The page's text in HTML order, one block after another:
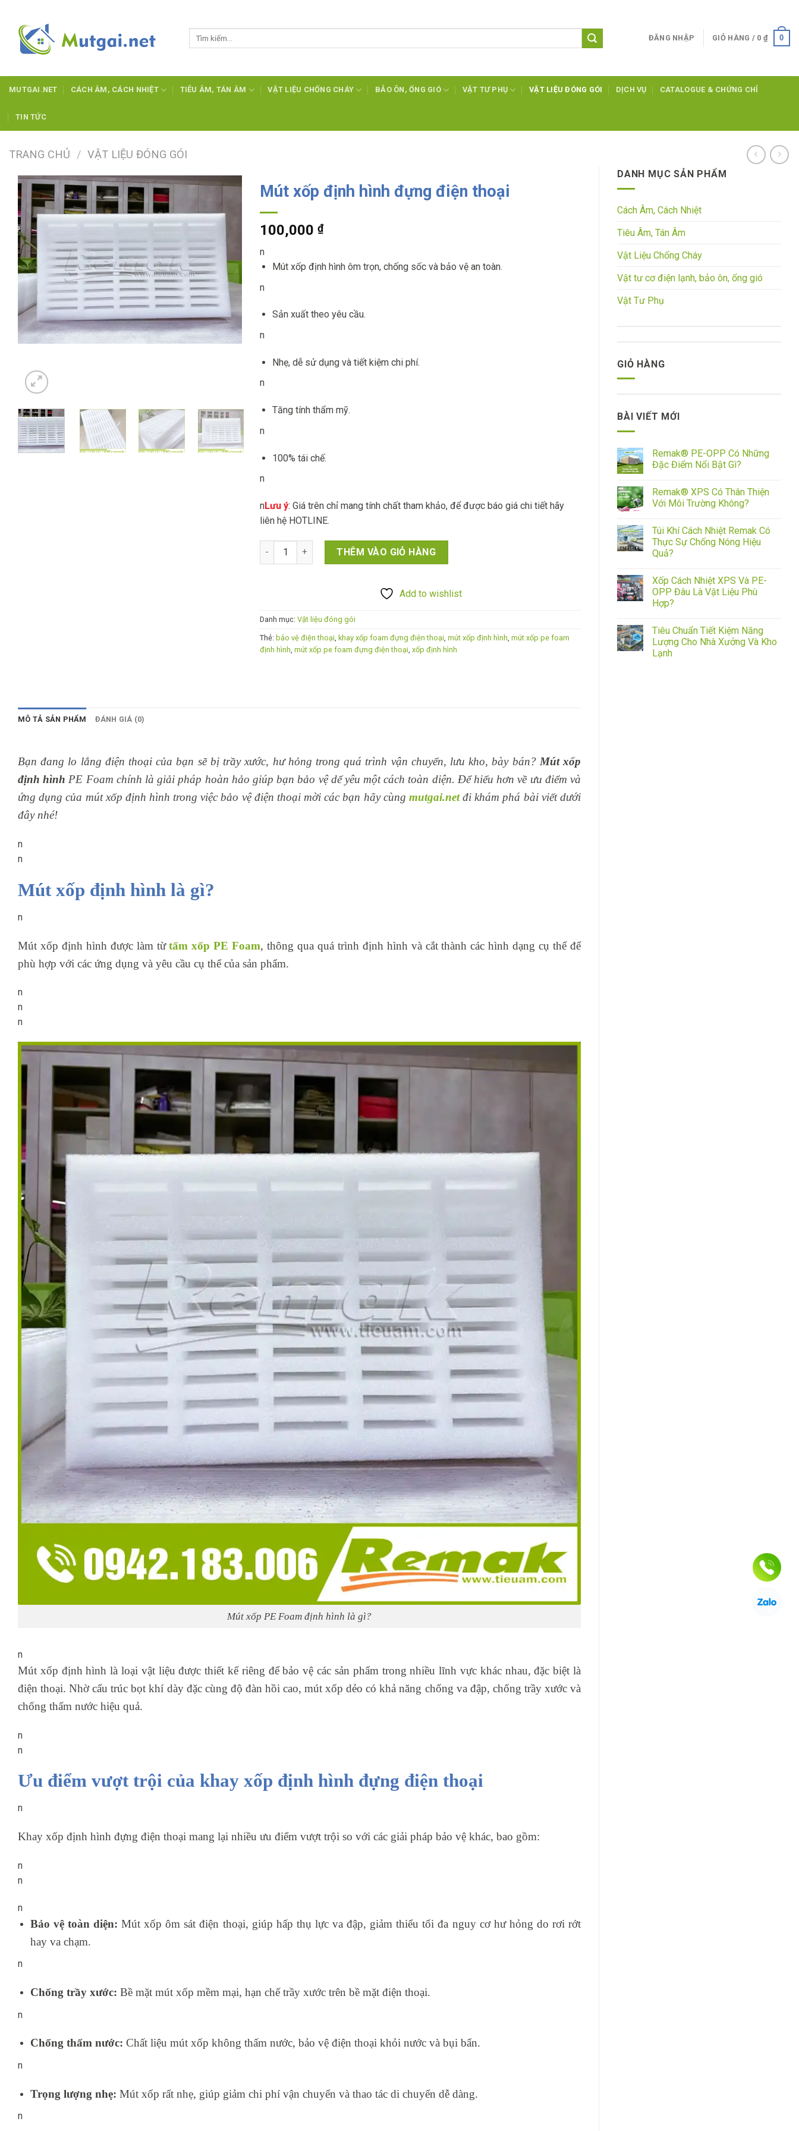
content
ĐĂNG NHẬP GIỎ HÀNG / 0 ₫ 0
MUTGAI.NET CÁCH ÂM, CÁCH NHIỆT TIÊU ÂM, TÁN ÂM VẬT LIỆU CHỐNG CHÁY BẢO ÔN, ỐNG GIÓ VẬT TƯ PHỤ VẬT LIỆU ĐÓNG GÓI DỊCH VỤ CATALOGUE & CHỨNG CHỈ
TIN TỨC
TRANG CHỦ / VẬT LIỆU ĐÓNG GÓI
DANH MỤC SẢN PHẨM
Cách Âm, Cách Nhiệt
Tiêu Âm, Tán Âm
Vật Liệu Chống Cháy
Vật tư cơ điện lạnh, bảo ôn, ống gió
Vật Tư Phụ
GIỎ HÀNG
BÀI VIẾT MỚI
Remak® PE-OPP Có Những
Đặc Điểm Nổi Bật Gì?
Remak® XPS Có Thân Thiện
Với Môi Trường Không?
Túi Khí Cách Nhiệt Remak Có
Thực Sự Chống Nóng Hiệu
Quả?
Xốp Cách Nhiệt XPS Và PE-
OPP Đâu Là Vật Liệu Phù
Hợp?
Tiêu Chuẩn Tiết Kiệm Năng
Lượng Cho Nhà Xưởng Và Kho
Lạnh
wishlist
Mút xốp định hình đựng điện thoại
100,000₫
n
Mút xốp định hình ôm trọn, chống sốc và bảo vệ an toàn.
n
Sản xuất theo yêu cầu.
n
Nhẹ, dễ sử dụng và tiết kiệm chi phí.
n
Tăng tính thẩm mỹ.
n
100% tái chế.
n
nLưu ý: Giá trên chỉ mang tính chất tham khảo, để được báo giá chi tiết hãy
liên hệ HOTLINE.
Mút xốp định hình đựng điện thoại số lượng
THÊM VÀO GIỎ HÀNG
Add to wishlist
Danh mục:Vật liệu đóng gói
Thẻ:bảo vệ điện thoại ,khay xốp foam đựng điện thoại ,mút xốp định hình ,mút xốp pe foam
định hình ,mút xốp pe foam đựng điện thoại ,xốp định hình
MÔ TẢ SẢN PHẨM ĐÁNH GIÁ (0)
Bạn đang lo lắng điện thoại của bạn sẽ bị trầy xước, hư hỏng trong quá trình vận chuyển, lưu kho, bày bán?Mút xốp
định hìnhPE Foam chính là giải pháp hoàn hảo giúp bạn bảo vệ dế yêu một cách toàn diện. Để hiểu hơn về ưu điểm và
ứng dụng của mút xốp định hình trong việc bảo vệ điện thoại mời các bạn hãy cùng mutgai.netđi khám phá bài viết dưới
đây nhé!
n
n
Mút xốp định hình là gì?
n
Mút xốp định hình được làm từtấm xốp PE Foam, thông qua quá trình định hình và cắt thành các hình dạng cụ thể để
phù hợp với các ứng dụng và yêu cầu cụ thể của sản phẩm.
n
n
n
Mút xốp PE Foam định hình là gì?
n
Mút xốp định hình là loại vật liệu được thiết kế riêng để bảo vệ các sản phẩm trong nhiều lĩnh vực khác nhau, đặc biệt là
điện thoại. Nhờ cấu trúc bọt khí dày đặc cùng độ đàn hồi cao, mút xốp dẻo có khả năng chống va đập, chống trầy xước và
chống thấm nước hiệu quả.
n
n
Ưu điểm vượt trội của khay xốp định hình đựng điện thoại
n
Khay xốp định hình đựng điện thoại mang lại nhiều ưu điểm vượt trội so với các giải pháp bảo vệ khác, bao gồm:
n
n
n
Bảo vệ toàn diện: Mút xốp ôm sát điện thoại, giúp hấp thụ lực va đập, giảm thiểu tối đa nguy cơ hư hỏng do rơi rớt
hay va chạm.
n
Chống trầy xước: Bề mặt mút xốp mềm mại, hạn chế trầy xước trên bề mặt điện thoại.
n
Chống thấm nước: Chất liệu mút xốp không thấm nước, bảo vệ điện thoại khỏi nước và bụi bẩn.
n
Trọng lượng nhẹ: Mút xốp rất nhẹ, giúp giảm chi phí vận chuyển và thao tác di chuyển dễ dàng.
n